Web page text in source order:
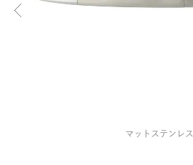
マットステンレス